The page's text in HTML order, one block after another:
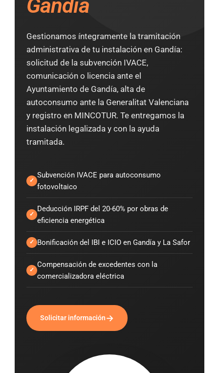
Gandía
Gestionamos íntegramente la tramitación
administrativa de tu instalación en Gandía:
solicitud de la subvención IVACE,
comunicación o licencia ante el
Ayuntamiento de Gandía, alta de
autoconsumo ante la Generalitat Valenciana
y registro en MINCOTUR. Te entregamos la
instalación legalizada y con la ayuda
tramitada.
Subvención IVACE para autoconsumo
fotovoltaico
Deducción IRPF del 20-60% por obras de
eficiencia energética
Bonificación del IBI e ICIO en Gandía y La Safor
Compensación de excedentes con la
comercializadora eléctrica
Solicitar información→